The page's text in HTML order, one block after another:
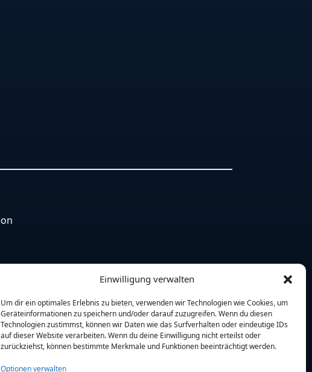
Einwilligung verwalten
Um dir ein optimales Erlebnis zu bieten, verwenden wir Technologien wie Cookies, um
Geräteinformationen zu speichern und/oder darauf zuzugreifen. Wenn du diesen
Technologien zustimmst, können wir Daten wie das Surfverhalten oder eindeutige IDs
auf dieser Website verarbeiten. Wenn du deine Einwilligung nicht erteilst oder
zurückziehst, können bestimmte Merkmale und Funktionen beeinträchtigt werden.
Optionen verwalten